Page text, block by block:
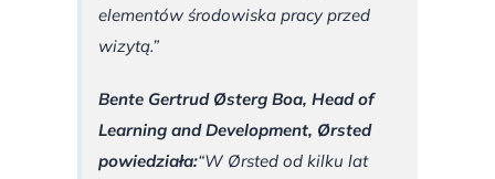
elementów środowiska pracy przed
wizytą.”
Bente Gertrud Østerg Boa, Head of
Learning and Development, Ørsted
powiedziała:“W Ørsted od kilku lat